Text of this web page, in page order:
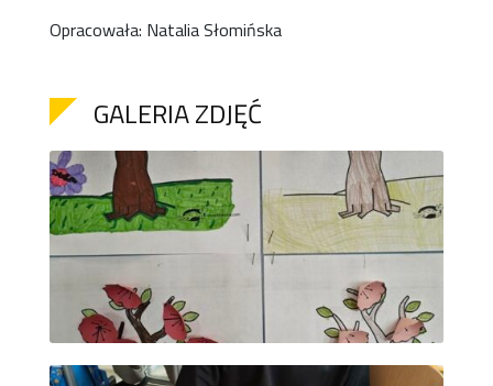
Opracowała: Natalia Słomińska
GALERIA ZDJĘĆ